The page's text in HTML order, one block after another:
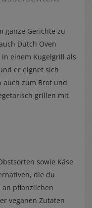
ganze Gerichte zu
Dutch Oven
einem Kugelgrill als
er eignet sich
auch zum Brot und
grillen mit
sowie Käse
die du
an pflanzlichen
veganen Zutaten